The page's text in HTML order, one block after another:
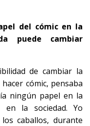
del cómic en la
puede cambiar
de cambiar la
cómic, pensaba
ningún papel en la
en la sociedad. Yo
caballos, durante